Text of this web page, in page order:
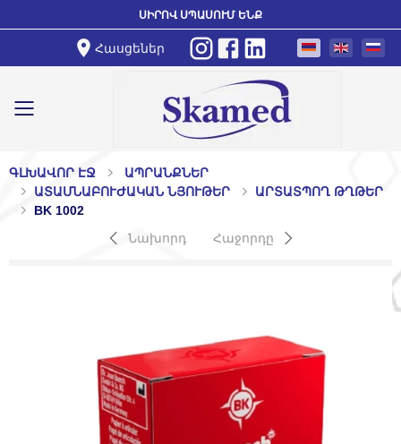
ՍԻՐՈՎ ՍՊԱՍՈՒՄ ԵՆՔ
Հասցեներ
Toggle mobile menu
ԳԼԽԱՎՈՐ ԷՋ
ԱՊՐԱՆՔՆԵՐ
ԱՏԱՄՆԱԲՈՒԺԱԿԱՆ ՆՅՈՒԹԵՐ
ԱՐՏԱՏՊՈՂ ԹՂԹԵՐ
BK 1002
Նախորդ
Հաջորդը